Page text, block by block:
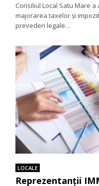
Consiliul Local Satu Mare
majorarea taxelor și
prevederi legale…
LOCALE
Reprezentanții